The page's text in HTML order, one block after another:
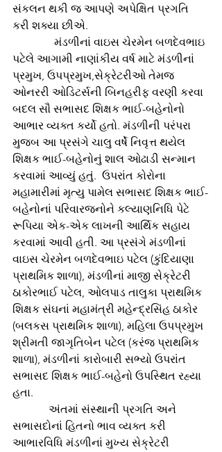
સંકલન થકી જ આપણે અપેક્ષિત પ્રગતિ
કરી શક્યા છીએ.
પટેલે આગામી નાણાંકીય વર્ષ માટે મંડળીનાં
પ્રમુખ, ઉપપ્રમુખ,સેક્રેટરીઓ તેમજ
ઓનરરી ઓડિટર્સની બિનહરીફ વરણી કરવા
બદલ સૌ સભાસદ શિક્ષક ભાઈ-બહેનોનો
આભાર વ્યક્ત કર્યો હતો. મંડળીની પરંપરા
મુજબ આ પ્રસંગે ચાલુ વર્ષે નિવૃત્ત થયેલ
શિક્ષક ભાઈ-બહેનોનું શાલ ઓઢાડી સન્માન
કરવામાં આવ્યું હતું.  ઉપરાંત કોરોના
મહામારીમાં મૃત્યુ પામેલ સભાસદ શિક્ષક ભાઈ-
બહેનોનાં પરિવારજનોને કલ્યાણનિધિ પેટે
રૂપિયા એક-એક લાખની આર્થિક સહાય
કરવામાં આવી હતી. આ પ્રસંગે મંડળીનાં
વાઇસ ચેરમેન બળદેવભાઇ પટેલ (કુંદિયાણા
પ્રાથમિક શાળા), મંડળીનાં માજી સેક્રેટરી
ઠાકોરભાઈ પટેલ, ઓલપાડ તાલુકા પ્રાથમિક
શિક્ષક સંઘનાં મહામંત્રી મહેન્દ્રસિંહ ઠાકોર
(બલકસ પ્રાથમિક શાળા), મહિલા ઉપપ્રમુખ
શ્રીમતી જાગૃતિબેન પટેલ (કરંજ પ્રાથમિક
શાળા), મંડળીનાં કારોબારી સભ્યો ઉપરાંત
સભાસદ શિક્ષક ભાઈ-બહેનો ઉપસ્થિત રહ્યા
હતા.
સભાસદોનાં હિતનો ભાવ વ્યક્ત કરી
આભારવિધિ મંડળીનાં મુખ્ય સેક્રેટરી